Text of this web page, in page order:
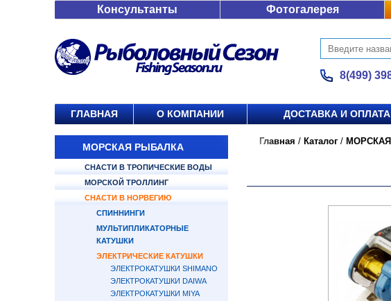
Консультанты Фотогалерея
8(499)
ГЛАВНАЯ О КОМПАНИИ ДОСТАВКА И ОПЛАТА
МОРСКАЯ РЫБАЛКА
СНАСТИ В ТРОПИЧЕСКИЕ ВОДЫ
МОРСКОЙ ТРОЛЛИНГ
СНАСТИ В НОРВЕГИЮ
СПИННИНГИ
МУЛЬТИПЛИКАТОРНЫЕ
КАТУШКИ
ЭЛЕКТРИЧЕСКИЕ КАТУШКИ
ЭЛЕКТРОКАТУШКИ SHIMANO
ЭЛЕКТРОКАТУШКИ DAIWA
ЭЛЕКТРОКАТУШКИ MIYA
Главная / Каталог /